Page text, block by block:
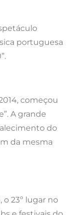
portuguesa
começou
A grande
do
da mesma
23º lugar no